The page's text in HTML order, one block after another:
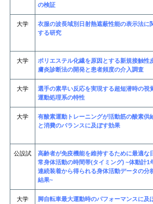
の検証
大学
衣服の波長域別日射熱遮蔽性能の表示法に
する研究
大学
ポリエステル化繊を原因とする新規接触性
膚炎診断法の開発と患者頻度の介入調査
大学
選手の素早い反応を実現する超短潜時の視
運動処理系の特性
大学
有酸素運動トレーニングが活動筋の酸素供
と消費のバランスに及ぼす効果
公設試
高齢者が免疫機能を維持するために最適な
常身体活動の時間帯(タイミング) ~体動計1
連続装着から得られる身体活動データの分
結果~
大学
脚自転車最大運動時のパフォーマンスに及